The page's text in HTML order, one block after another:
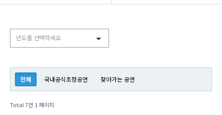
프로그램
커뮤니티
년도를 선택하세요
전체 국내공식초청공연 찾아가는 공연
Total 7건 1 페이지